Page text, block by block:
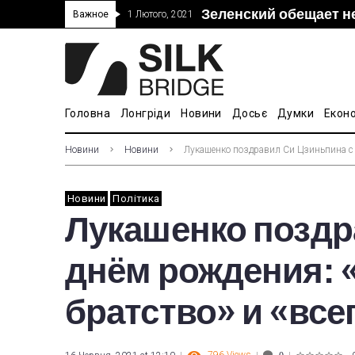
Важное 1 Лютого, 2021 Зеленский обещает
Прошло 5-тое
“Дочка” Beijing
В Украине ввели
Головна Лонгріди Новини Досьє Думки
Новини Новини Лукашенко поздравил Си Цзиньпина с
Новини Політика
Лукашенко
днём рождения:
братство» и